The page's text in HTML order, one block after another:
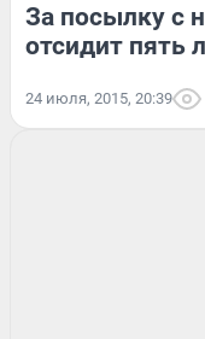
За посылку с
отсидит пять
24 июля, 2015, 20:39